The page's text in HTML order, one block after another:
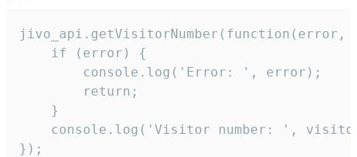
jivo_api.getVisitorNumber(function(error,
    if (error) {
        console.log('Error: ', error);
        return;
    }
console.log('Visitor number: ',
});